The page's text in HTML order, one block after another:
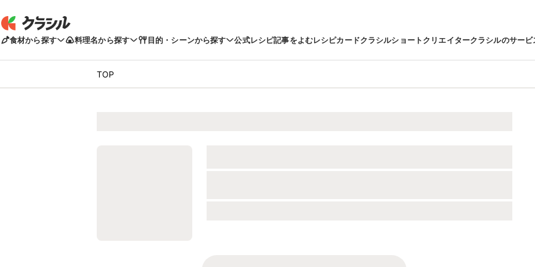
食材から探す 料理名から探す 目的・シーンから探す 公式レシピ記事をよむレシピカードクラシルショートクリエイタークラシルのサービ
TOP